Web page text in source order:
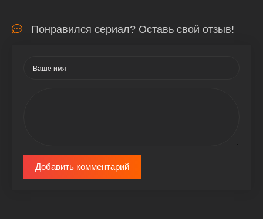
Понравился сериал? Оставь свой отзыв!
Добавить комментарий